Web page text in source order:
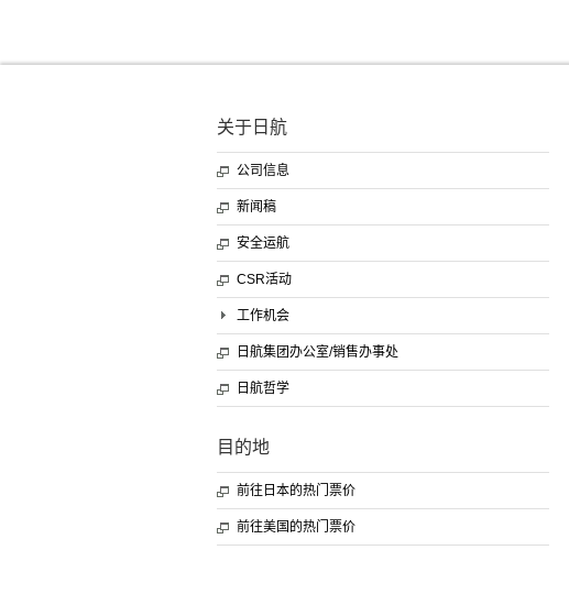
关于日航
公司信息
新闻稿
安全运航
CSR活动
工作机会
日航集团办公室/销售办事处
日航哲学
目的地
前往日本的热门票价
前往美国的热门票价